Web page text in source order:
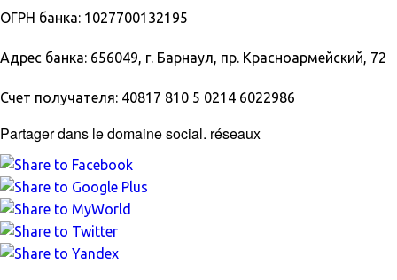
ОГРН банка: 1027700132195
Адрес банка: 656049, г. Барнаул, пр. Красноармейский, 72
Счет получателя: 40817 810 5 0214 6022986
Partager dans le domaine social. réseaux